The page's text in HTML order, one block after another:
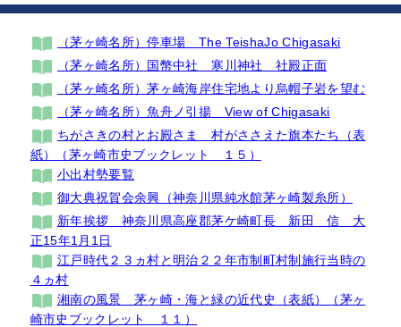
（茅ヶ崎名所）停車場 The TeishaJo Chigasaki
（茅ヶ崎名所）国幣中社 寒川神社 社殿正面
（茅ヶ崎名所）茅ヶ崎海岸住宅地より烏帽子岩を望む
（茅ヶ崎名所）魚舟ノ引揚 View of Chigasaki
ちがさきの村とお殿さま 村がささえた旗本たち（表
紙）（茅ヶ崎市史ブックレット １５）
小出村勢要覧
御大典祝賀会余興（神奈川県純水館茅ヶ崎製糸所）
新年挨拶 神奈川県高座郡茅ケ崎町長 新田 信 大
正15年1月1日
江戸時代２３ヵ村と明治２２年市制町村制施行当時の
４ヵ村
湘南の風景 茅ヶ崎・海と緑の近代史（表紙）（茅ヶ
崎市史ブックレット １１）